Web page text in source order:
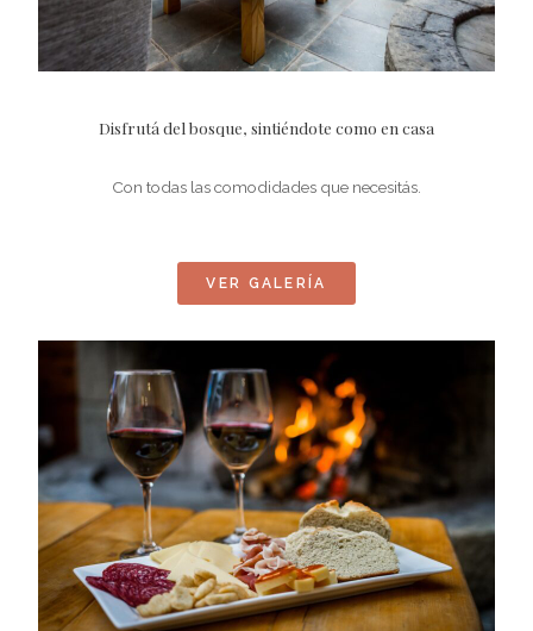
Disfrutá del bosque, sintiéndote como en casa
Con todas las comodidades que necesitás.
VER GALERÍA